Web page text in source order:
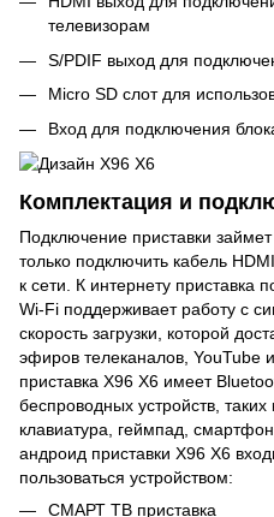
телевизорам
S/PDIF выход для
Micro SD слот для
Вход для подключения
Комплектация и
Подключение приставки
только подключить кабель
к сети. К интернету приставка
Wi-Fi поддерживает работу с
скорость загрузки, которой
эфиров телеканалов, YouTube
приставка X96 X6 имеет
беспроводных устройств,
клавиатура, геймпад,
андроид приставки X96 X6
пользоваться устройством:
СМАРТ ТВ приставка